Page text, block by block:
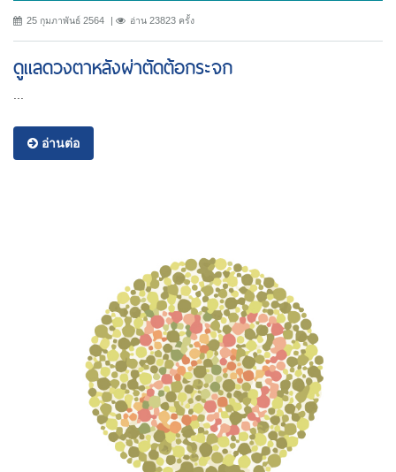
25 กุมภาพันธ์ 2564 อ่าน 23823 ครั้ง
ดูแลดวงตาหลังผ่าตัดต้อกระจก
...
อ่านต่อ